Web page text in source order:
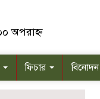
অপরাহ্ন
ফিচার বিনোদন